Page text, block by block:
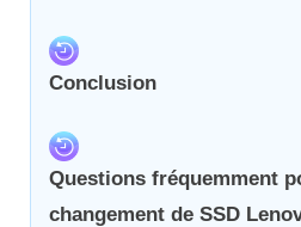
Conclusion
Questions fréquemment
changement de SSD